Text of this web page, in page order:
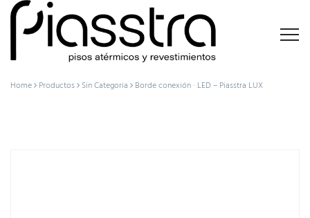
Home Productos Sin Categoria Borde conexión · LED – Piasstra LUX